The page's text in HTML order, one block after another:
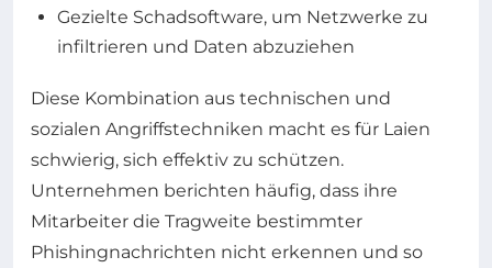
Gezielte Schadsoftware, um Netzwerke zu
infiltrieren und Daten abzuziehen
Diese Kombination aus technischen und
sozialen Angriffstechniken macht es für Laien
schwierig, sich effektiv zu schützen.
Unternehmen berichten häufig, dass ihre
Mitarbeiter die Tragweite bestimmter
Phishingnachrichten nicht erkennen und so